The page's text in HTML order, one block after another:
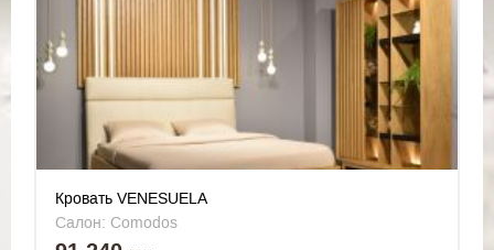
Кровать VENESUELA
Салон: Comodos